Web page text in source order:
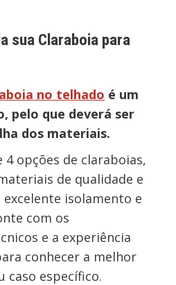
sua Claraboia para
no telhado é um
pelo que deverá ser
dos materiais.
4 opções de claraboias,
de qualidade e
isolamento e
com os
e a experiência
conhecer a melhor
caso específico.